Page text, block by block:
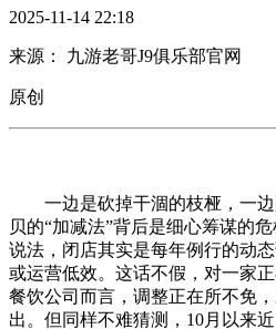
2025-11-14 22:18
来源： 九游老哥J9俱乐部官网
原创
一边是砍掉干涸的枝桠，一边
贝的“加减法”背后是细心筹谋的
说法，闭店其实是每年例行的动
或运营低效。这话不假，对一家
餐饮公司而言，调整正在所不免
出。但同样不难猜测，10月以来